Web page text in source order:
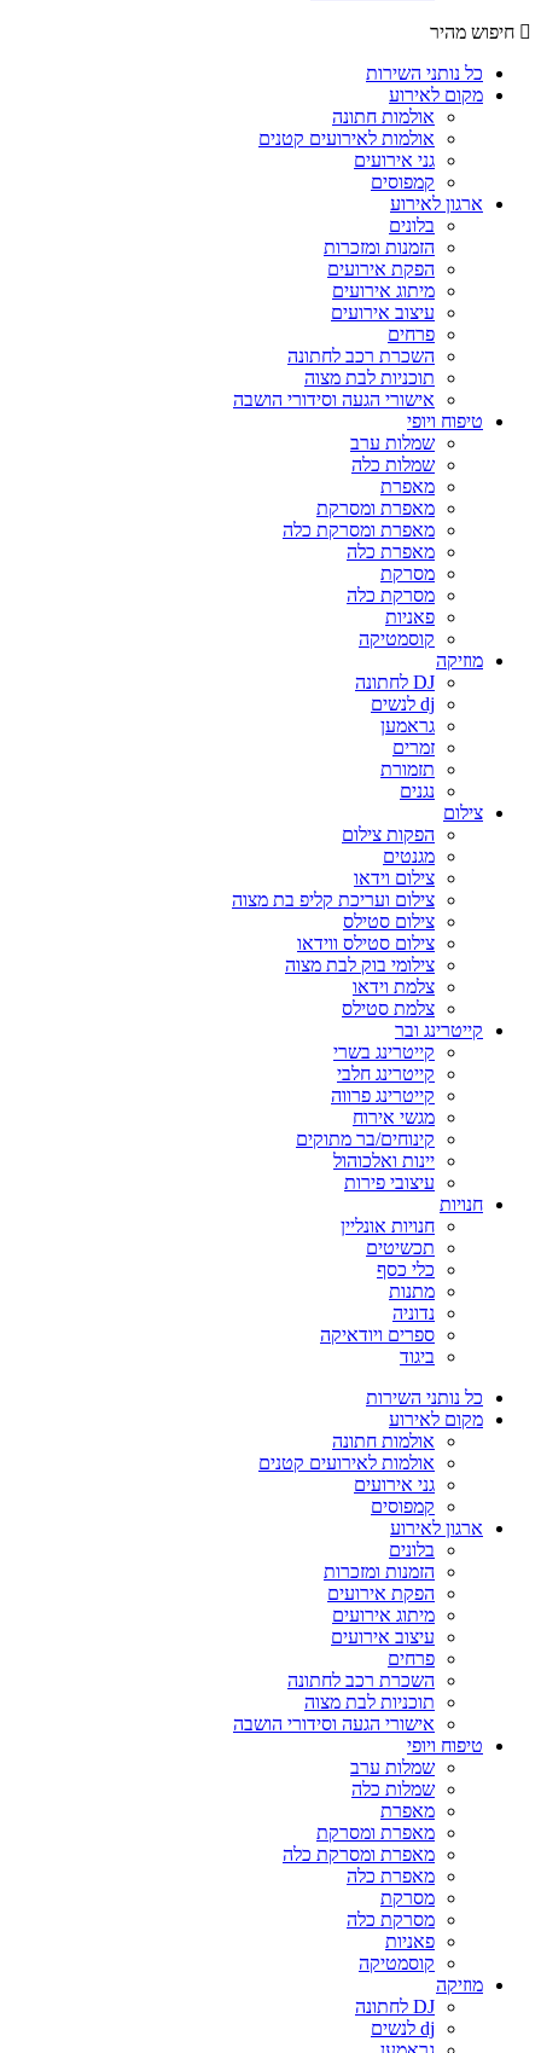
חיפוש מהיר
כל נותני השירות
מקום לאירוע
אולמות חתונה
אולמות לאירועים קטנים
גני אירועים
קמפוסים
ארגון לאירוע
בלונים
הזמנות ומזכרות
הפקת אירועים
מיתוג אירועים
עיצוב אירועים
פרחים
השכרת רכב לחתונה
תוכניות לבת מצוה
אישורי הגעה וסידורי הושבה
טיפוח ויופי
שמלות ערב
שמלות כלה
מאפרת
מאפרת ומסרקת
מאפרת ומסרקת כלה
מאפרת כלה
מסרקת
מסרקת כלה
פאניות
קוסמטיקה
מוזיקה
DJ לחתונה
dj לנשים
גראמען
זמרים
תזמורת
נגנים
צילום
הפקות צילום
מגנטים
צילום וידאו
צילום ועריכת קליפ בת מצוה
צילום סטילס
צילום סטילס ווידאו
צילומי בוק לבת מצוה
צלמת וידאו
צלמת סטילס
קייטרינג ובר
קייטרינג בשרי
קייטרינג חלבי
קייטרינג פרווה
מגשי אירוח
קינוחים/בר מתוקים
יינות ואלכוהול
עיצובי פירות
חנויות
חנויות אונליין
תכשיטים
כלי כסף
מתנות
נדוניה
ספרים ויודאיקה
ביגוד
כל נותני השירות
מקום לאירוע
אולמות חתונה
אולמות לאירועים קטנים
גני אירועים
קמפוסים
ארגון לאירוע
בלונים
הזמנות ומזכרות
הפקת אירועים
מיתוג אירועים
עיצוב אירועים
פרחים
השכרת רכב לחתונה
תוכניות לבת מצוה
אישורי הגעה וסידורי הושבה
טיפוח ויופי
שמלות ערב
שמלות כלה
מאפרת
מאפרת ומסרקת
מאפרת ומסרקת כלה
מאפרת כלה
מסרקת
מסרקת כלה
פאניות
קוסמטיקה
מוזיקה
DJ לחתונה
dj לנשים